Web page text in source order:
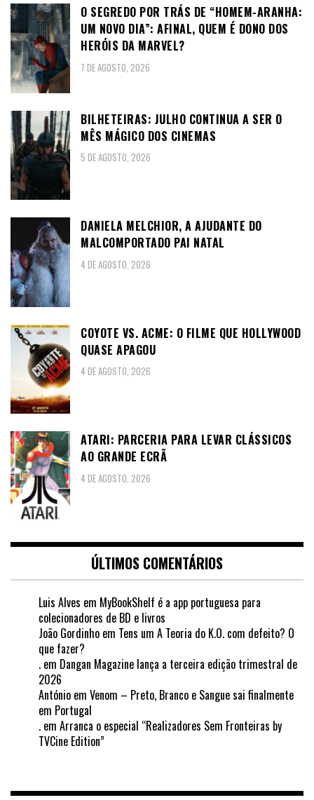
O SEGREDO POR TRÁS DE “HOMEM-ARANHA:
UM NOVO DIA”: AFINAL, QUEM É DONO DOS
HERÓIS DA MARVEL?
7 DE AGOSTO, 2026
BILHETEIRAS: JULHO CONTINUA A SER O
MÊS MÁGICO DOS CINEMAS
5 DE AGOSTO, 2026
DANIELA MELCHIOR, A AJUDANTE DO
MALCOMPORTADO PAI NATAL
4 DE AGOSTO, 2026
COYOTE VS. ACME: O FILME QUE HOLLYWOOD
QUASE APAGOU
4 DE AGOSTO, 2026
ATARI: PARCERIA PARA LEVAR CLÁSSICOS
AO GRANDE ECRÃ
4 DE AGOSTO, 2026
ÚLTIMOS COMENTÁRIOS
Luis Alves em MyBookShelf é a app portuguesa para
colecionadores de BD e livros
João Gordinho em Tens um A Teoria do K.O. com defeito? O
que fazer?
. em Dangan Magazine lança a terceira edição trimestral de
2026
António em Venom – Preto, Branco e Sangue sai finalmente
em Portugal
. em Arranca o especial “Realizadores Sem Fronteiras by
TVCine Edition”